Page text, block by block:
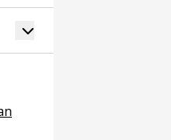
Toggle accordion over 5
aan de slag te gaan met